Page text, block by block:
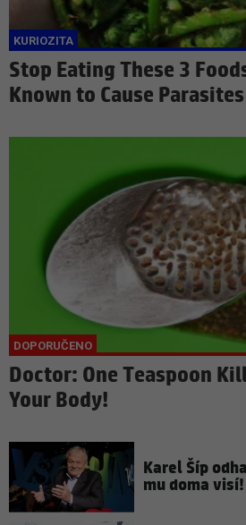
Stop Eating These 3
Known to Cause Parasites
Doctor: One Teaspoon
Your Body!
Karel Šíp
mu doma